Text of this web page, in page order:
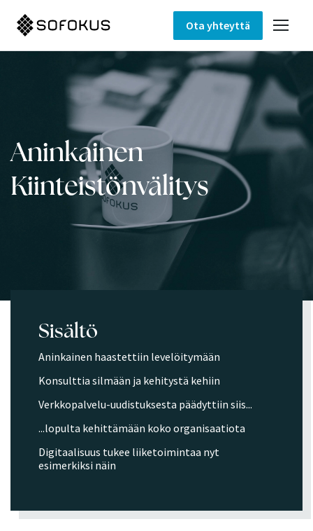
Ota yhteyttä
Aninkainen
Kiinteistönvälitys
Sisältö
Aninkainen haastettiin levelöitymään
Konsulttia silmään ja kehitystä kehiin
Verkkopalvelu-uudistuksesta päädyttiin siis...
...lopulta kehittämään koko organisaatiota
Digitaalisuus tukee liiketoimintaa nyt
esimerkiksi näin